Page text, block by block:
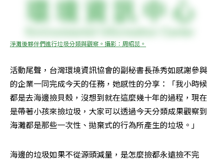
淨灘後夥伴們進行垃圾分類與觀察。攝影：周昭蕊。
活動尾聲，台灣環境資訊協會的副秘書長孫秀如感謝參與
的企業一同完成今天的任務，她感性的分享：「我小時候
都是去海邊撿貝殼，沒想到就在這麼幾十年的過程，現在
是帶著小孩來撿垃圾，大家可以透過今天分類成果觀察到
海灘都是那些一次性、拋棄式的行為所產生的垃圾。」
海邊的垃圾如果不從源頭減量，是怎麼撿都永遠撿不完